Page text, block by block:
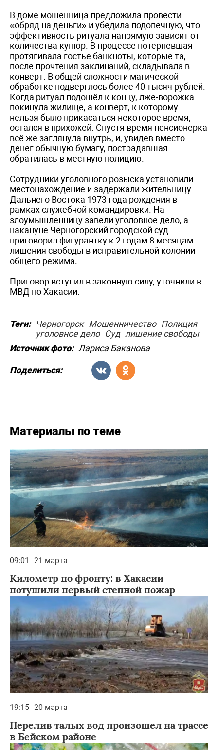
В доме мошенница предложила провести
«обряд на деньги» и убедила подопечную, что
эффективность ритуала напрямую зависит от
количества купюр. В процессе потерпевшая
протягивала гостье банкноты, которые та,
после прочтения заклинаний, складывала в
конверт. В общей сложности магической
обработке подверглось более 40 тысяч рублей.
Когда ритуал подошёл к концу, лже-ворожка
покинула жилище, а конверт, к которому
нельзя было прикасаться некоторое время,
остался в прихожей. Спустя время пенсионерка
всё же заглянула внутрь, и, увидев вместо
денег обычную бумагу, пострадавшая
обратилась в местную полицию.
Сотрудники уголовного розыска установили
местонахождение и задержали жительницу
Дальнего Востока 1973 года рождения в
рамках служебной командировки. На
злоумышленницу завели уголовное дело, а
накануне Черногорский городской суд
приговорил фигурантку к 2 годам 8 месяцам
лишения свободы в исправительной колонии
общего режима.
Приговор вступил в законную силу, уточнили в
МВД по Хакасии.
Теги: Черногорск Мошенничество Полиция
уголовное дело Суд лишение свободы
Источник фото: Лариса Баканова
Поделиться:
Материалы по теме
09:01 21 марта
Километр по фронту: в Хакасии
потушили первый степной пожар
19:15 20 марта
Перелив талых вод произошел на трассе
в Бейском районе